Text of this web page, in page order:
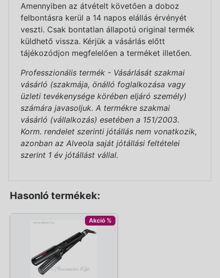
Amennyiben az átvételt követően a doboz
felbontásra kerül a 14 napos elállás érvényét
veszti. Csak bontatlan állapotú original termék
küldhető vissza. Kérjük a vásárlás előtt
tájékozódjon megfelelően a terméket illetően.
Professzionális termék - Vásárlását szakmai
vásárló (szakmája, önálló foglalkozása vagy
üzleti tevékenysége körében eljáró személy)
számára javasoljuk. A termékre szakmai
vásárló (vállalkozás) esetében a 151/2003.
Korm. rendelet szerinti jótállás nem vonatkozik,
azonban az Alveola saját jótállási feltételei
szerint 1 év jótállást vállal.
Hasonló termékek:
Akció %